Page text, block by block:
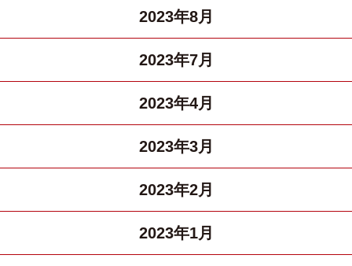
2023年8月
2023年7月
2023年4月
2023年3月
2023年2月
2023年1月